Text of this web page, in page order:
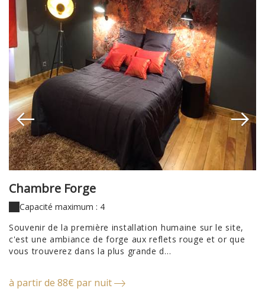
Chambre Forge
Capacité maximum : 4
Souvenir de la première installation humaine sur le site,
c'est une ambiance de forge aux reflets rouge et or que
vous trouverez dans la plus grande d...
à partir de 88€ par nuit